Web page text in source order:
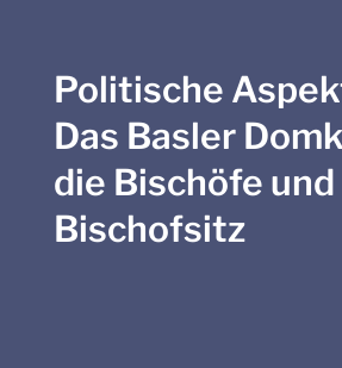
Politische
Das Basler
die Bischöfe
Bischofsitz